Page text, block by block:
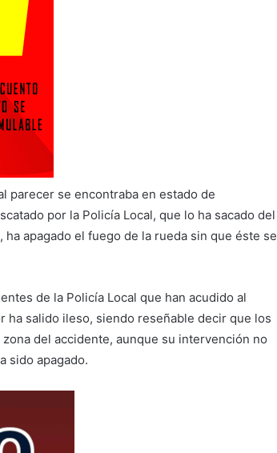
parecer se encontraba en estado de
por la Policía Local, que lo ha sacado del
apagado el fuego de la rueda sin que éste se
de la Policía Local que han acudido al
ha salido ileso, siendo reseñable decir que los
del accidente, aunque su intervención no
sido apagado.